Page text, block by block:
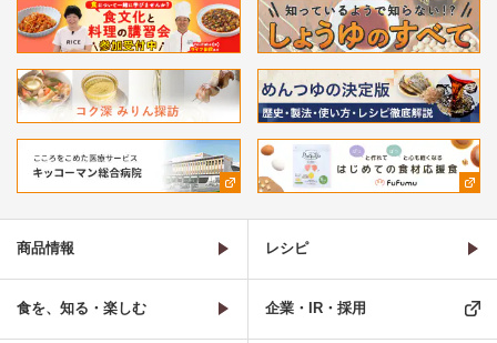
商品情報 レシピ
食を、知る・楽しむ 企業・IR・採用